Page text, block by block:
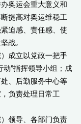
奥运会重大意义和
提高对奥运维稳工
迫感、责任感、使
战。
成立以党政一把手
动”指挥领导小组；成
、后勤服务中心等
负责处理日常工
领导、各部门负责